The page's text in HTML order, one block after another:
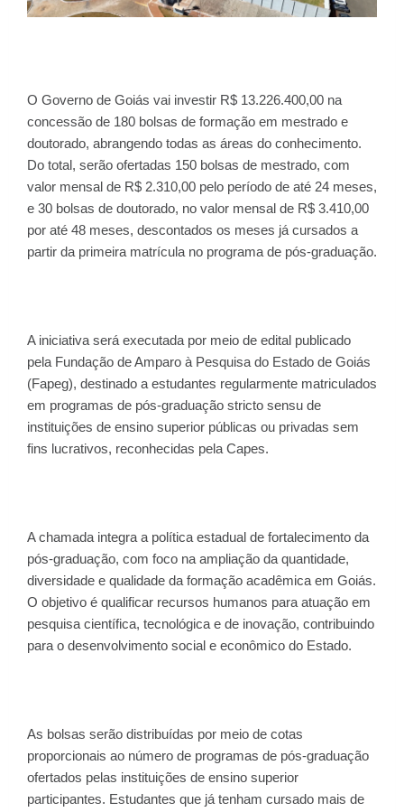
O Governo de Goiás vai investir R$ 13.226.400,00 na
concessão de 180 bolsas de formação em mestrado e
doutorado, abrangendo todas as áreas do conhecimento.
Do total, serão ofertadas 150 bolsas de mestrado, com
valor mensal de R$ 2.310,00 pelo período de até 24 meses,
e 30 bolsas de doutorado, no valor mensal de R$ 3.410,00
por até 48 meses, descontados os meses já cursados a
partir da primeira matrícula no programa de pós-graduação.
A iniciativa será executada por meio de edital publicado
pela Fundação de Amparo à Pesquisa do Estado de Goiás
(Fapeg), destinado a estudantes regularmente matriculados
em programas de pós-graduação stricto sensu de
instituições de ensino superior públicas ou privadas sem
fins lucrativos, reconhecidas pela Capes.
A chamada integra a política estadual de fortalecimento da
pós-graduação, com foco na ampliação da quantidade,
diversidade e qualidade da formação acadêmica em Goiás.
O objetivo é qualificar recursos humanos para atuação em
pesquisa científica, tecnológica e de inovação, contribuindo
para o desenvolvimento social e econômico do Estado.
As bolsas serão distribuídas por meio de cotas
proporcionais ao número de programas de pós-graduação
ofertados pelas instituições de ensino superior
participantes. Estudantes que já tenham cursado mais de